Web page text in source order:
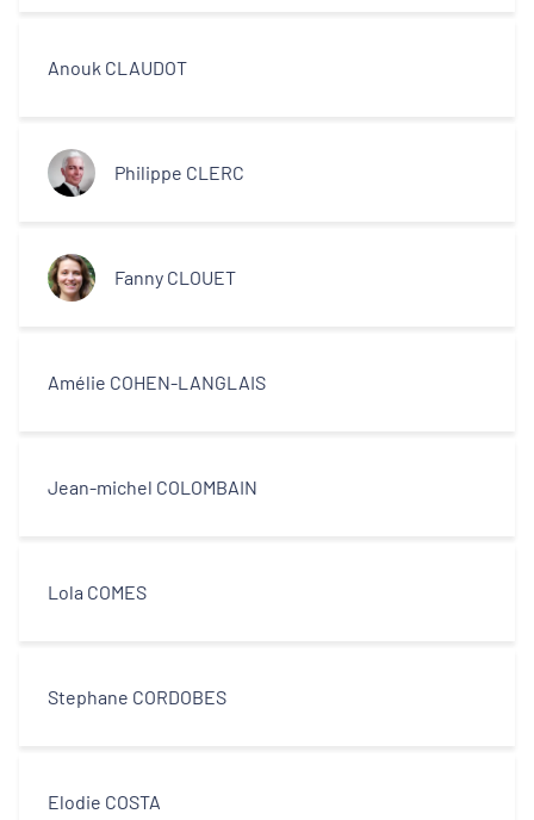
Anouk CLAUDOT
Philippe CLERC
Fanny CLOUET
Amélie COHEN-LANGLAIS
Jean-michel COLOMBAIN
Lola COMES
Stephane CORDOBES
Elodie COSTA